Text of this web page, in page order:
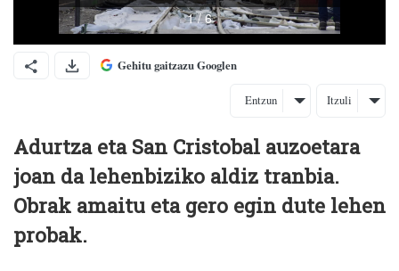
Gehitu gaitzazu Googlen
Entzun Itzuli
Adurtza eta San Cristobal auzoetara
joan da lehenbiziko aldiz tranbia.
Obrak amaitu eta gero egin dute lehen
probak.